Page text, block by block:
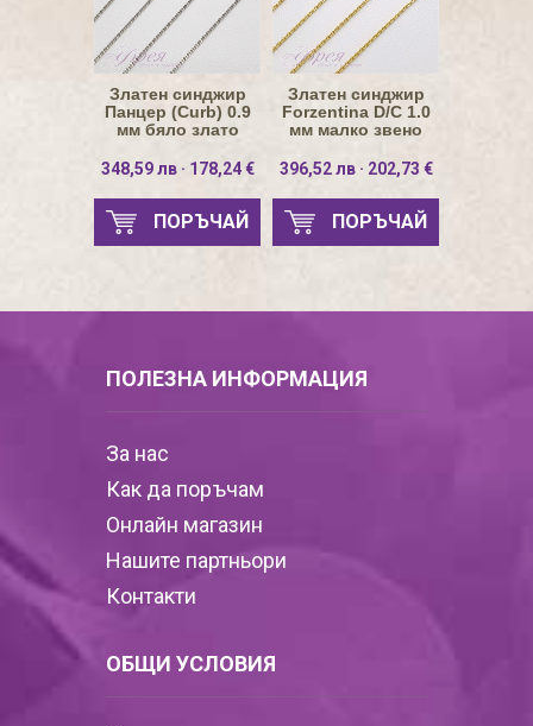
Златен синджир
Панцер (Curb) 0.9
мм бяло злато
348,59 лв · 178,24 €
ПОРЪЧАЙ
Златен синджир
Forzentina D/C 1.0
мм малко звено
396,52 лв · 202,73 €
ПОРЪЧАЙ
ПОЛЕЗНА ИНФОРМАЦИЯ
За нас
Как да поръчам
Онлайн магазин
Нашите партньори
Контакти
ОБЩИ УСЛОВИЯ